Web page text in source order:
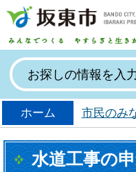
ホーム 市民のみ
水道工事の